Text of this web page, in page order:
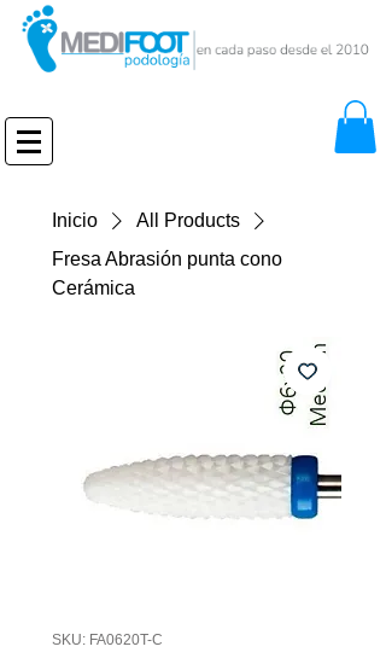
Inicio
All Products
Fresa Abrasión punta cono
Cerámica
SKU: FA0620T-C